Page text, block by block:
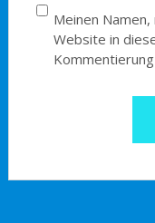
Meinen
Website in